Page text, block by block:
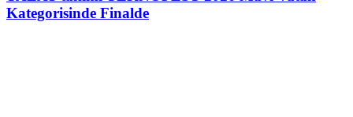
Kategorisinde Finalde